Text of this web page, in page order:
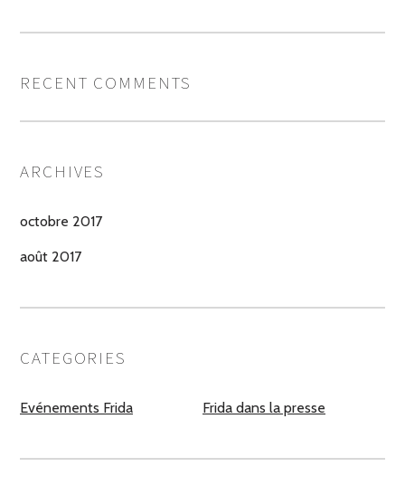
RECENT COMMENTS
ARCHIVES
octobre 2017
août 2017
CATEGORIES
Evénements Frida Frida dans la presse